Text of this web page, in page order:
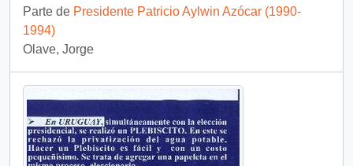
Parte de Presidente Patricio Aylwin Azócar (1990-
1994)
Olave, Jorge